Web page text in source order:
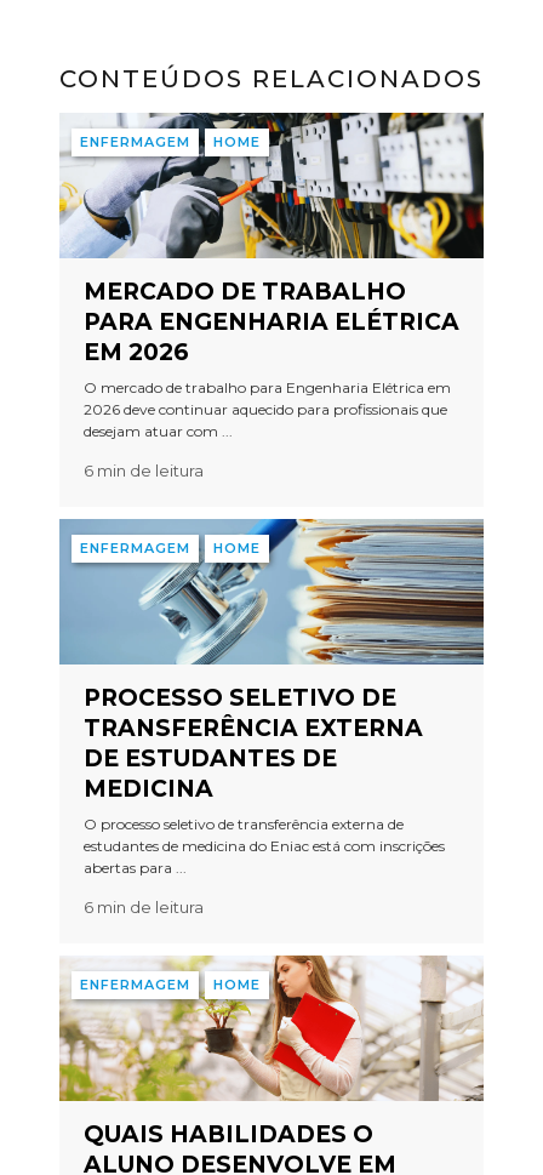
CONTEÚDOS RELACIONADOS
ENFERMAGEM HOME
MERCADO DE TRABALHO
PARA ENGENHARIA ELÉTRICA
EM 2026
O mercado de trabalho para Engenharia Elétrica em
2026 deve continuar aquecido para profissionais que
desejam atuar com ...
6 min de leitura
ENFERMAGEM HOME
PROCESSO SELETIVO DE
TRANSFERÊNCIA EXTERNA
DE ESTUDANTES DE
MEDICINA
O processo seletivo de transferência externa de
estudantes de medicina do Eniac está com inscrições
abertas para ...
6 min de leitura
ENFERMAGEM HOME
QUAIS HABILIDADES O
ALUNO DESENVOLVE EM